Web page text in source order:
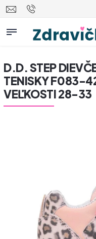
D.D. STEP
TENISKY F083-
VEĽKOSTI 28-33